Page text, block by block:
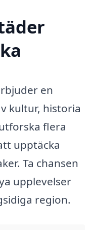
en
kultur, historia
flera
upptäcka
Ta chansen
upplevelser
region.